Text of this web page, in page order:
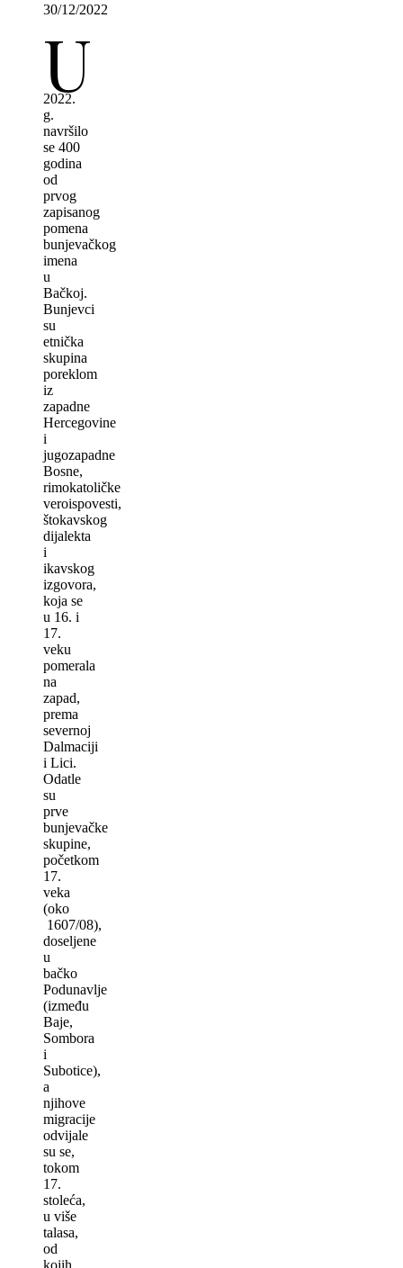
30/12/2022
U
2022.
g.
navršilo
se 400
godina
od
prvog
zapisanog
pomena
bunjevačkog
imena
u
Bačkoj.
Bunjevci
su
etnička
skupina
poreklom
iz
zapadne
Hercegovine
i
jugozapadne
Bosne,
rimokatoličke
veroispovesti,
štokavskog
dijalekta
i
ikavskog
izgovora,
koja se
u 16. i
17.
veku
pomerala
na
zapad,
prema
severnoj
Dalmaciji
i Lici.
Odatle
su
prve
bunjevačke
skupine,
početkom
17.
veka
(oko
1607/08),
doseljene
u
bačko
Podunavlje
(između
Baje,
Sombora
i
Subotice),
a
njihove
migracije
odvijale
su se,
tokom
17.
stoleća,
u više
talasa,
od
kojih